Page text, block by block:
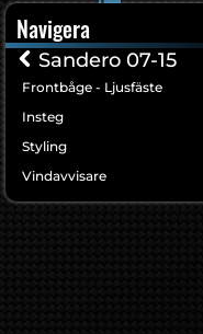
Navigera
Sandero 07-15
Frontbåge - Ljusfäste
Insteg
Styling
Vindavvisare